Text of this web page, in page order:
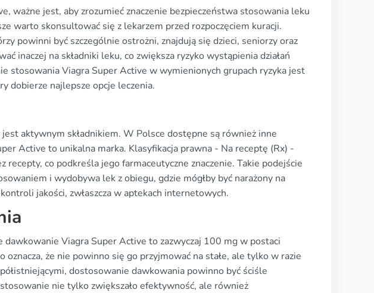
ważne jest, aby zrozumieć znaczenie bezpieczeństwa stosowania leku
warto skonsultować się z lekarzem przed rozpoczęciem kuracji.
powinni być szczególnie ostrożni, znajdują się dzieci, seniorzy oraz
inaczej na składniki leku, co zwiększa ryzyko wystąpienia działań
stosowania Viagra Super Active w wymienionych grupach ryzyka jest
dobierze najlepsze opcje leczenia.
aktywnym składnikiem. W Polsce dostępne są również inne
Active to unikalna marka. Klasyfikacja prawna - Na receptę (Rx) -
recepty, co podkreśla jego farmaceutyczne znaczenie. Takie podejście
i wydobywa lek z obiegu, gdzie mógłby być narażony na
jakości, zwłaszcza w aptekach internetowych.
Viagra Super Active to zazwyczaj 100 mg w postaci
oznacza, że nie powinno się go przyjmować na stałe, ale tylko w razie
dostosowanie dawkowania powinno być ściśle
nie tylko zwiększało efektywność, ale również